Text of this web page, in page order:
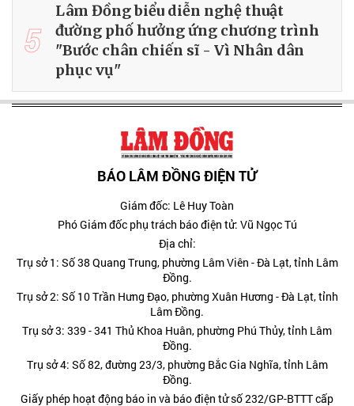
5
Lâm Đồng biểu diễn nghệ thuật
đường phố hưởng ứng chương trình
"Bước chân chiến sĩ - Vì Nhân dân
phục vụ"
BÁO LÂM ĐỒNG ĐIỆN TỬ
Giám đốc: Lê Huy Toàn
Phó Giám đốc phụ trách báo điện tử: Vũ Ngọc Tú
Địa chỉ:
Trụ sở 1: Số 38 Quang Trung, phường Lâm Viên - Đà Lạt, tỉnh Lâm
Đồng.
Trụ sở 2: Số 10 Trần Hưng Đạo, phường Xuân Hương - Đà Lạt, tỉnh
Lâm Đồng.
Trụ sở 3: 339 - 341 Thủ Khoa Huân, phường Phú Thủy, tỉnh Lâm
Đồng.
Trụ sở 4: Số 82, đường 23/3, phường Bắc Gia Nghĩa, tỉnh Lâm
Đồng.
Giấy phép hoạt động báo in và báo điện tử số 232/GP-BTTT cấp